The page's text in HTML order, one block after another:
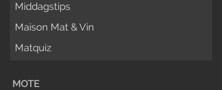
Middagstips
Maison Mat & Vin
Matquiz
MOTE